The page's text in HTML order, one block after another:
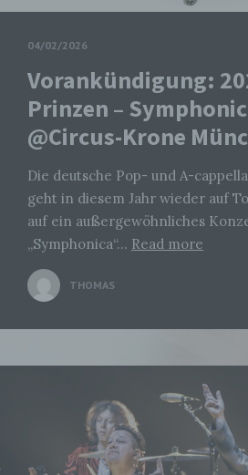
04/02/2026
Vorankündigung:
Prinzen –
@Circus-Krone
Die deutsche Pop- und A-
geht in diesem Jahr wieder auf
auf ein außergewöhnliches
„Symphonica“… Read more
THOMAS